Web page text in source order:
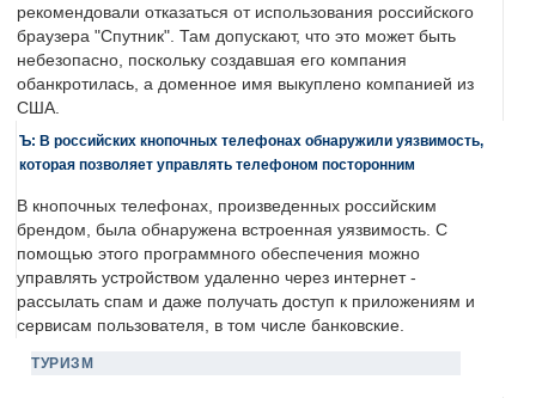
рекомендовали отказаться от использования российского
браузера "Спутник". Там допускают, что это может быть
небезопасно, поскольку создавшая его компания
обанкротилась, а доменное имя выкуплено компанией из
США.
Ъ: В российских кнопочных телефонах обнаружили уязвимость,
которая позволяет управлять телефоном посторонним
В кнопочных телефонах, произведенных российским
брендом, была обнаружена встроенная уязвимость. С
помощью этого программного обеспечения можно
управлять устройством удаленно через интернет -
рассылать спам и даже получать доступ к приложениям и
сервисам пользователя, в том числе банковские.
ТУРИЗМ